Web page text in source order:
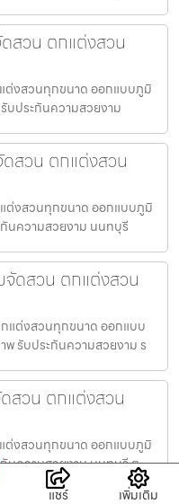
สวน ตกแต่งสวน
ต่งสวนทุกขนาด ออกแบบภูมิ
บประกันความสวยงาม
สวน ตกแต่งสวน
ต่งสวนทุกขนาด ออกแบบภูมิ
นความสวยงาม นนทบุรี
ดสวน ตกแต่งสวน
แต่งสวนทุกขนาด ออกแบบ
รับประกันความสวยงาม ร
สวน ตกแต่งสวน
ต่งสวนทุกขนาด ออกแบบภูมิ
นความสวยงาม นนทบุรี ต
แชร์ เพิ่มเติม